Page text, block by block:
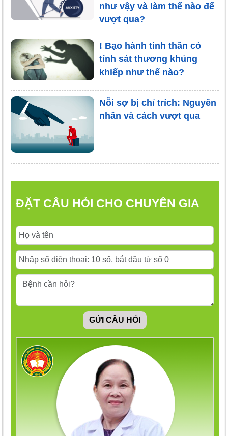
như vậy và làm thế nào để
vượt qua?
! Bạo hành tinh thần có
tính sát thương khủng
khiếp như thế nào?
Nỗi sợ bị chỉ trích: Nguyên
nhân và cách vượt qua
ĐẶT CÂU HỎI CHO CHUYÊN GIA
GỬI CÂU HỎI